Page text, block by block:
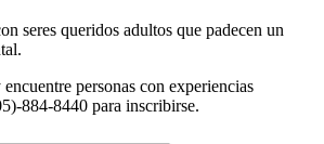
seres queridos adultos que padecen un
personas con experiencias
884-8440 para inscribirse.